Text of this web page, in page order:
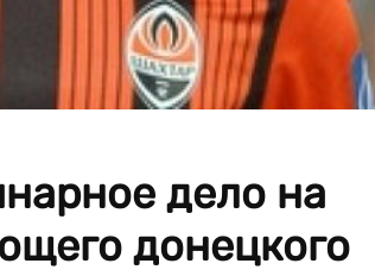
дело на
донецкого